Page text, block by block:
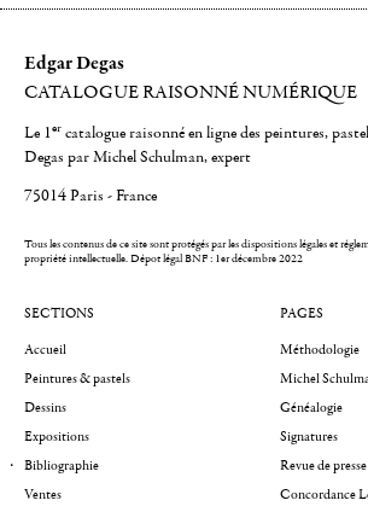
Edgar Degas
CATALOGUE RAISONNÉ NUMÉRIQUE
Le 1er catalogue raisonné en ligne des peintures,
Degas par Michel Schulman, expert
75014 Paris - France
Tous les contenus de ce site sont protégés par les dispositions légales et
propriété intellectuelle.Dépot légal BNF : 1er décembre 2022
SECTIONS
Accueil
Peintures & pastels
Dessins
Expositions
Bibliographie
Ventes
PAGES
Méthodologie
Michel
Généalogie
Signatures
Revue de presse
Concordance